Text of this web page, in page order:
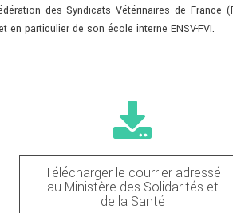
des Syndicats Vétérinaires de France
en particulier de son école interne ENSV-FVI.
Télécharger le courrier adressé
au Ministère des Solidarités et
de la Santé